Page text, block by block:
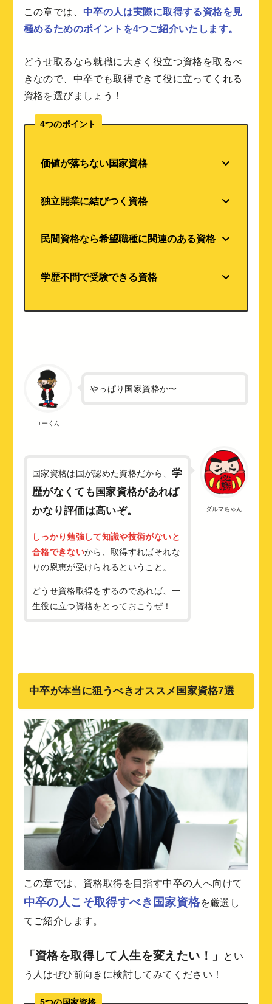
この章では、 中卒の人は実際に取得する資格を見
極めるためのポイントを4つご紹介いたします。
どうせ取るなら就職に大きく役立つ資格を取るべ
き なので、 中卒でも取得できて役に立ってくれる
資格を選びましょう！
4つのポイント
価値が落ちない国家資格
独立開業に結びつく資格
民間資格なら希望職種に関連のある資格
学歴不問で受験できる資格
ユーくん
やっぱり国家資格か〜
ダルマちゃん
国家資格は国が認めた資格だから、 学
歴がなくても国家資格があれば
かなり評価は高いぞ。
しっかり勉強して知識や技術がないと
合格できないから、取得すればそれな
りの恩恵が受けられるということ。
どうせ資格取得をするのであれば、一
生役に立つ資格をとっておこうぜ！
中卒が本当に狙うべきオススメ国家資格7選
この章では、資格取得を目指す中卒の人へ向けて
中卒の人こそ取得すべき国家資格を厳選し
てご紹介します。
「資格を取得して人生を変えたい！」
とい
う人はぜひ前向きに検討してみてください！